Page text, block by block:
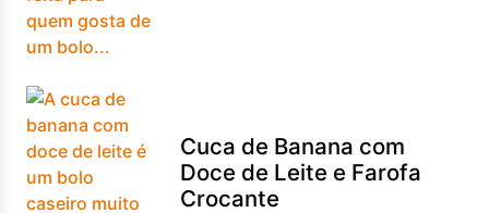
Cuca de Banana com
Doce de Leite e Farofa
Crocante